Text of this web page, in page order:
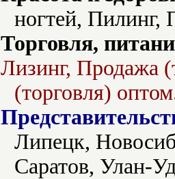
ногтей, Пилинг,
Торговля,
Лизинг, Продажа
(торговля)
Липецк,
Саратов, Улан-